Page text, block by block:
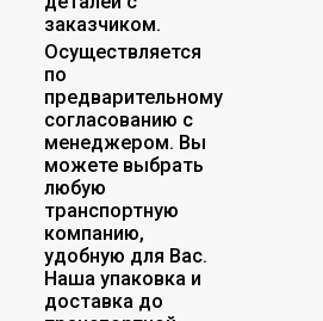
заказчиком.
Осуществляется
по
предварительному
согласованию с
менеджером. Вы
можете выбрать
любую
транспортную
компанию,
удобную для Вас.
Наша упаковка и
доставка до